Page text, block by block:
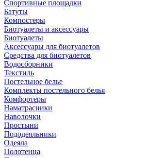
Спортивные площадки
Батуты
Компостеры
Биотуалеты и аксессуары
Биотуалеты
Аксессуары для биотуалетов
Средства для биотуалетов
Водосборники
Текстиль
Постельное белье
Комплекты постельного белья
Комфортеры
Наматрасники
Наволочки
Простыни
Пододеяльники
Одеяла
Полотенца